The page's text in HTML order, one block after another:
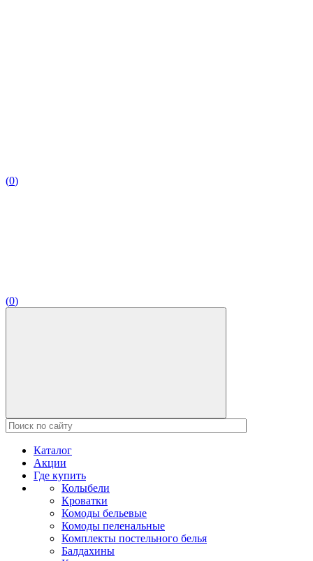
(0)
(0)
Каталог
Акции
Где купить
Колыбели
Кроватки
Комоды бельевые
Комоды пеленальные
Комплекты постельного белья
Балдахины